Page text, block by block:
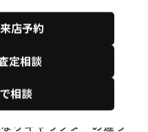
レスポールな
地はそのままに、バイ
価格を抑えたモデルが
ります。スタンダード
ジュニア／スペシャル
りキャラクターの違う
店予約
定相談
相談